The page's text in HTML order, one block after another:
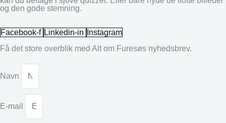
og den gode stemning.
Facebook-f Linkedin-in
Instagram
Få det store overblik med Alt om Furesøs nyhedsbrev.
Navn
E-mail